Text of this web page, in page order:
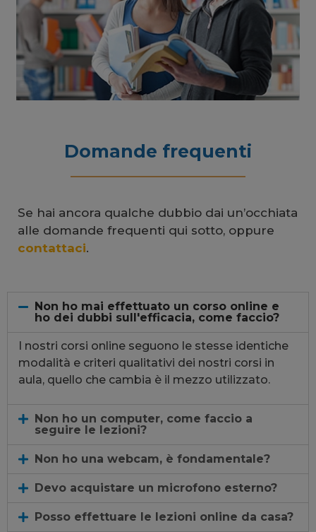
Domande frequenti
Se hai ancora qualche dubbio dai un’occhiata
alle domande frequenti qui sotto, oppure
contattaci.
Non ho mai effettuato un corso online e
ho dei dubbi sull'efficacia, come faccio?
I nostri corsi online seguono le stesse identiche
modalità e criteri qualitativi dei nostri corsi in
aula, quello che cambia è il mezzo utilizzato.
Non ho un computer, come faccio a
seguire le lezioni?
Non ho una webcam, è fondamentale?
Devo acquistare un microfono esterno?
Posso effettuare le lezioni online da casa?